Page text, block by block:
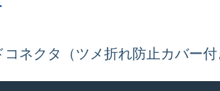
ネクタ（ツメ折れ防止カバー